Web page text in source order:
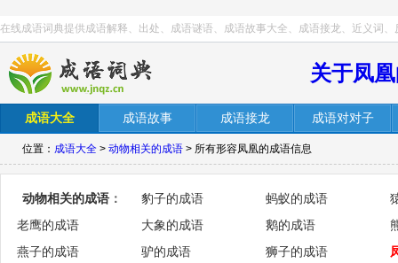
在线成语词典提供成语解释、出处、成语谜语、成语故事大全、成语接龙、近义词、
关于凤
成语大全 成语故事 成语接龙 成语对对子
位置： 成语大全 > 动物相关的成语 > 所有形容凤凰的成语信息
动物相关的成语 ： 豹子的成语 蚂蚁的成语
老鹰的成语
大象的成语 鹅的成语
燕子的成语
驴的成语 狮子的成语